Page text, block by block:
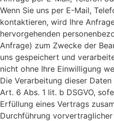
Wenn Sie uns per E-Mail,
kontaktieren, wird Ihre
hervorgehenden
Anfrage) zum Zwecke der
uns gespeichert und
nicht ohne Ihre Einwilligung
Die Verarbeitung dieser
Art. 6 Abs. 1 lit. b DSGVO,
Erfüllung eines Vertrags
Durchführung